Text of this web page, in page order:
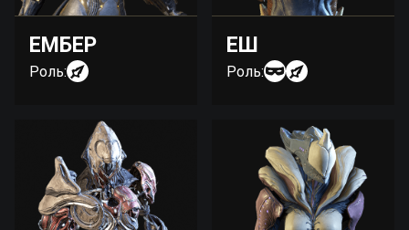
ЕМБЕР
Роль:
ЕШ
Роль: